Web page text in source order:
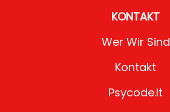
KONTAKT
Wer Wir Sind
Kontakt
Psycode.it